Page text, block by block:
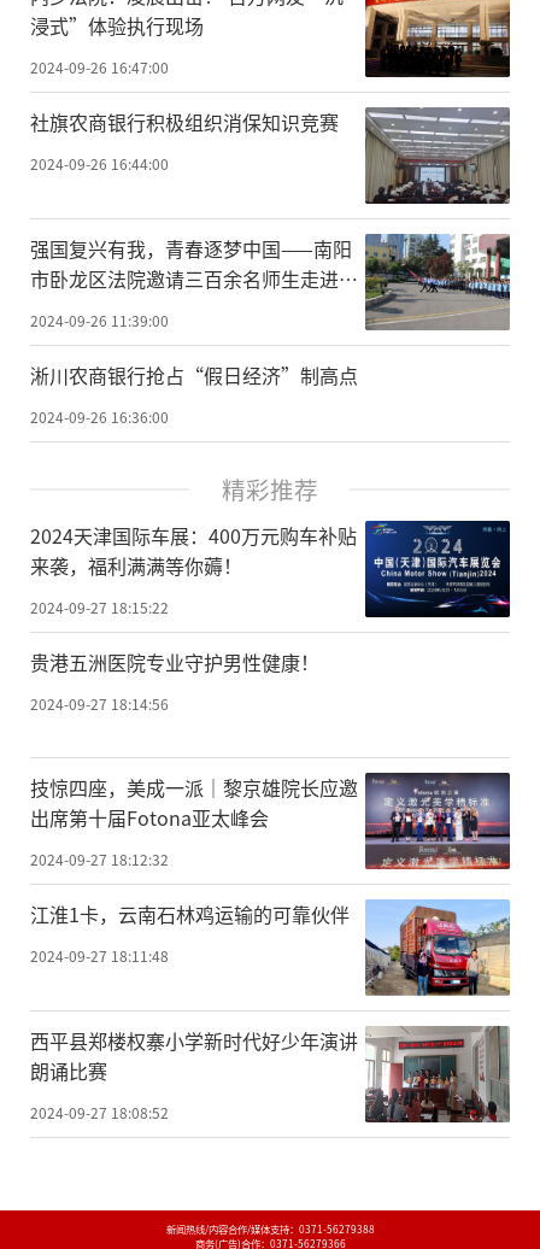
浸式”体验执行现场
2024-09-26 16:47:00
​社旗农商银行积极组织消保知识竞赛
2024-09-26 16:44:00
强国复兴有我，青春逐梦中国——南阳
市卧龙区法院邀请三百余名师生走进法
院
2024-09-26 11:39:00
淅川农商银行抢占“假日经济”制高点
2024-09-26 16:36:00
精彩推荐
2024天津国际车展：400万元购车补贴
来袭，福利满满等你薅！
2024-09-27 18:15:22
贵港五洲医院专业守护男性健康！
2024-09-27 18:14:56
技惊四座，美成一派｜黎京雄院长应邀
出席第十届Fotona亚太峰会
2024-09-27 18:12:32
江淮1卡，云南石林鸡运输的可靠伙伴
2024-09-27 18:11:48
西平县郑楼权寨小学新时代好少年演讲
朗诵比赛
2024-09-27 18:08:52
新闻热线/内容合作/媒体支持： 0371-56279388
商务(广告)合作： 0371-56279366